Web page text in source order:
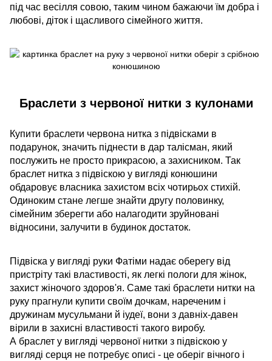
під час весілля совою, таким чином бажаючи їм добра і
любові, діток і щасливого сімейного життя.
Браслети з червоної нитки з кулонами
Купити браслети червона нитка з підвісками в
подарунок, значить піднести в дар талісман, який
послужить не просто прикрасою, а захисником. Так
браслет нитка з підвіскою у вигляді конюшини
обдаровує власника захистом всіх чотирьох стихій.
Одиноким стане легше знайти другу половинку,
сімейним зберегти або налагодити зруйновані
відносини, залучити в будинок достаток.
Підвіска у вигляді руки Фатіми надає оберегу від
пристріту такі властивості, як легкі пологи для жінок,
захист жіночого здоров'я. Саме такі браслети нитки на
руку прагнули купити своїм дочкам, нареченим і
дружинам мусульмани й іудеї, вони з давніх-давен
вірили в захисні властивості такого виробу.
А браслет у вигляді червоної нитки з підвіскою у
вигляді серця не потребує описі - це оберіг вічного і